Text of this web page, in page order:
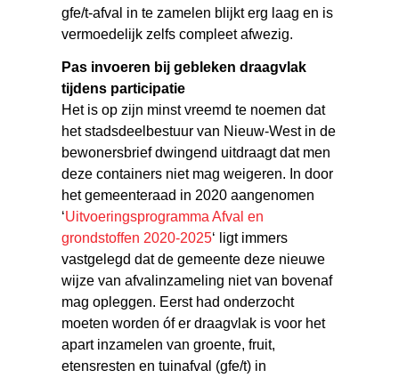
gfe/t-afval in te zamelen blijkt erg laag en is
vermoedelijk zelfs compleet afwezig.
Pas invoeren bij gebleken draagvlak
tijdens participatie
Het is op zijn minst vreemd te noemen dat
het stadsdeelbestuur van Nieuw-West in de
bewonersbrief dwingend uitdraagt dat men
deze containers niet mag weigeren. In door
het gemeenteraad in 2020 aangenomen
‘Uitvoeringsprogramma Afval en
grondstoffen 2020-2025‘ ligt immers
vastgelegd dat de gemeente deze nieuwe
wijze van afvalinzameling niet van bovenaf
mag opleggen. Eerst had onderzocht
moeten worden óf er draagvlak is voor het
apart inzamelen van groente, fruit,
etensresten en tuinafval (gfe/t) in